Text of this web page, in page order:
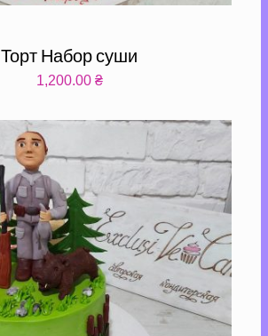
Торт Набор суши
1,200.00 ₴